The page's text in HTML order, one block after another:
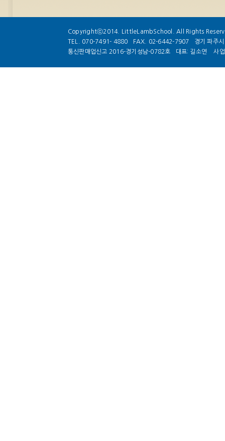
Copyrightⓒ2014. LittleLambSchool. All Rights
TEL. 070-7491- 4880
FAX. 02-6442-7907
경기 파주
통신판매업신고 2016-경기성남-0782호
대표: 길소연 사